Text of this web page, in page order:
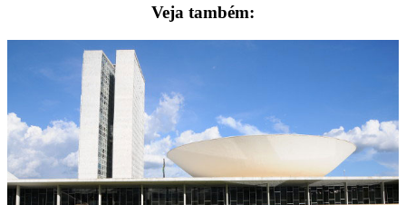
Veja também: